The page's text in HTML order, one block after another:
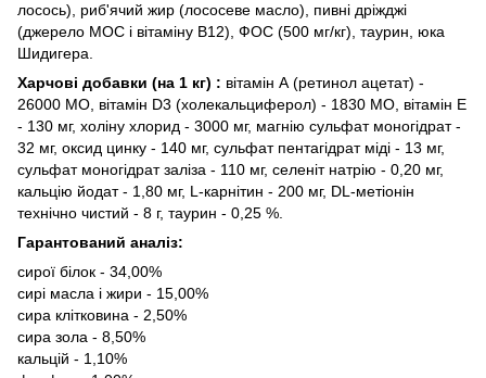
лосось), риб'ячий жир (лососеве масло), пивні дріжджі
(джерело МОС і вітаміну B12), ФОС (500 мг/кг), таурин, юка
Шидигера.
Харчові добавки (на 1 кг) : вітамін А (ретинол ацетат) -
26000 МО, вітамін D3 (холекальциферол) - 1830 МО, вітамін E
- 130 мг, холіну хлорид - 3000 мг, магнію сульфат моногідрат -
32 мг, оксид цинку - 140 мг, сульфат пентагідрат міді - 13 мг,
сульфат моногідрат заліза - 110 мг, селеніт натрію - 0,20 мг,
кальцію йодат - 1,80 мг, L-карнітин - 200 мг, DL-метіонін
технічно чистий - 8 г, таурин - 0,25 %.
Гарантований аналіз:
сирої білок - 34,00%
сирі масла і жири - 15,00%
сира клітковина - 2,50%
сира зола - 8,50%
кальцій - 1,10%